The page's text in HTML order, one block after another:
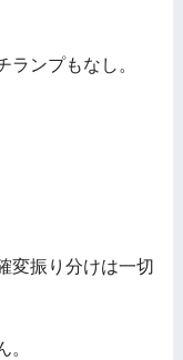
ランプもなし。
変振り分けは一切
。